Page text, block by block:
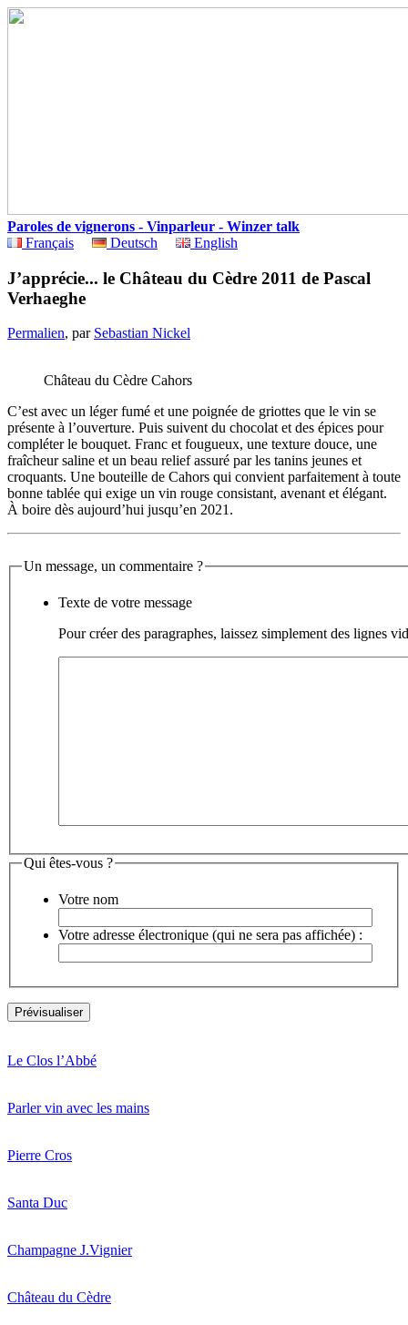
Paroles de vignerons - Vinparleur - Winzer talk
Français
Deutsch English
J’apprécie... le Château du Cèdre 2011 de Pascal
Verhaeghe
Permalien, par Sebastian Nickel
Château du Cèdre Cahors
C’est avec un léger fumé et une poignée de griottes que le vin se
présente à l’ouverture. Puis suivent du chocolat et des épices pour
compléter le bouquet. Franc et fougueux, une texture douce, une
fraîcheur saline et un beau relief assuré par les tanins jeunes et
croquants. Une bouteille de Cahors qui convient parfaitement à toute
bonne tablée qui exige un vin rouge consistant, avenant et élégant.
À boire dès aujourd’hui jusqu’en 2021.
Un message, un commentaire ?
Texte de votre message
Pour créer des paragraphes, laissez simplement des lignes
Qui êtes-vous ?
Votre nom
Votre adresse électronique (qui ne sera pas affichée) :
Le Clos l’Abbé
Parler vin avec les mains
Pierre Cros
Santa Duc
Champagne J.Vignier
Château du Cèdre